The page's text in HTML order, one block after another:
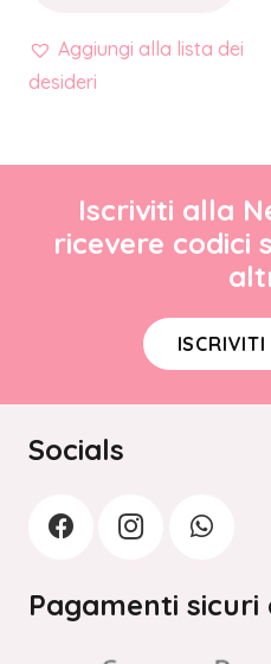
Aggiungi alla lista dei
desideri
Iscriviti alla
ricevere codici
Socials
Pagamenti sicuri